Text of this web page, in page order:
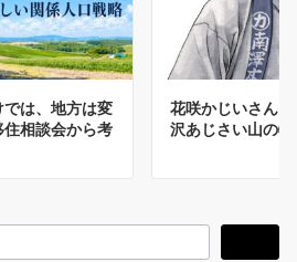
では、地方は変
相談会から考
花咲かじいさん
沢あじさい山の